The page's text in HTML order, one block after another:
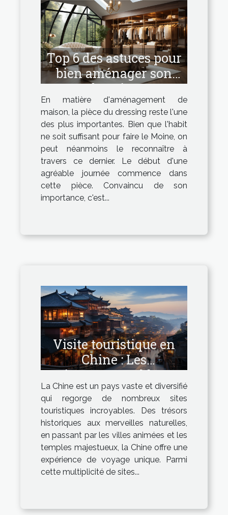
Top 6 des astuces pour
bien aménager son
dressing
En matière d'aménagement de
maison, la pièce du dressing reste l'une
des plus importantes. Bien que l'habit
ne soit suffisant pour faire le Moine, on
peut néanmoins le reconnaître à
travers ce dernier. Le début d'une
agréable journée commence dans
cette pièce. Convaincu de son
importance, c'est...
Visite touristique en
Chine : Les
incontournables
La Chine est un pays vaste et diversifié
qui regorge de nombreux sites
touristiques incroyables. Des trésors
historiques aux merveilles naturelles,
en passant par les villes animées et les
temples majestueux, la Chine offre une
expérience de voyage unique. Parmi
cette multiplicité de sites...